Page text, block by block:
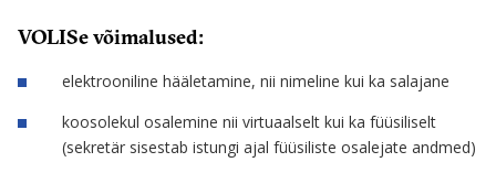
VOLISe võimalused:
elektrooniline hääletamine, nii nimeline kui ka salajane
koosolekul osalemine nii virtuaalselt kui ka füüsiliselt
(sekretär sisestab istungi ajal füüsiliste osalejate andmed)